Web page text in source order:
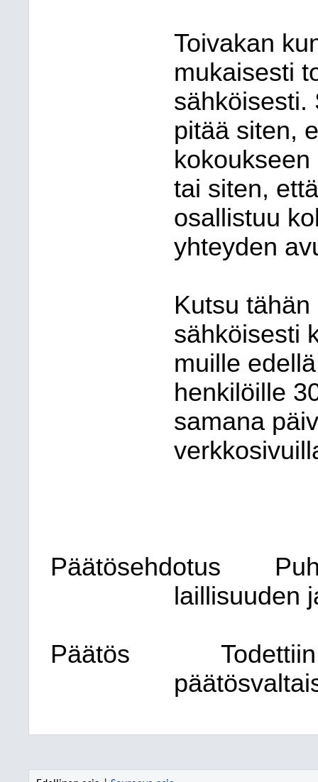
Toivakan
mukaisesti
sähköisesti.
pitää siten,
tai siten,
osallistuu
yhteyden
Kutsu
sähköisesti
muille
henkilöille
samana
Päätösehdotus
laillisuuden
Päätös